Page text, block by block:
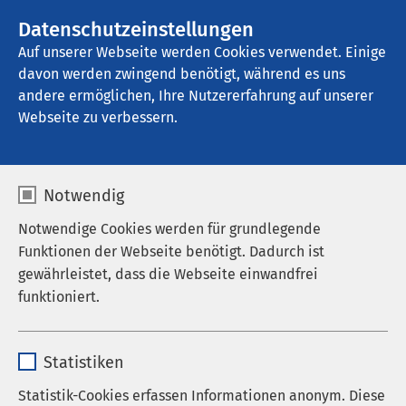
Datenschutzeinstellungen
Auf unserer Webseite werden Cookies verwendet. Einige
davon werden zwingend benötigt, während es uns
andere ermöglichen, Ihre Nutzererfahrung auf unserer
Webseite zu verbessern.
Notwendig
Notwendige Cookies werden für grundlegende
Funktionen der Webseite benötigt. Dadurch ist
gewährleistet, dass die Webseite einwandfrei
funktioniert.
Anbieter sgalinski
Statistiken
Statistik-Cookies erfassen Informationen anonym. Diese
AMEOS Klinikum Eutin
Geburtshilfe
Geborgen ins Leben
starten
Bei uns sind Sie in guten Händen